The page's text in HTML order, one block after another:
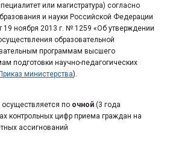
или магистратура) согласно
и науки Российской Федерации
19 ноября 2013 г. № 1259 «Об утверждении
образовательной
программам высшего
подготовки научно-педагогических
министерства).
по очной (3 года
контрольных цифр приема граждан на
ассигнований